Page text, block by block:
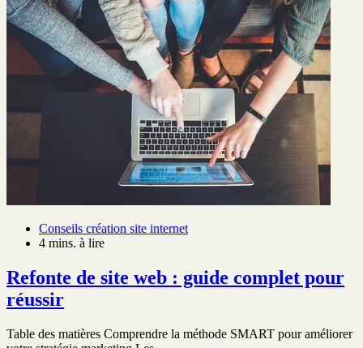
Conseils création site internet
4 mins. à lire
Refonte de site web : guide complet pour
réussir
Table des matières Comprendre la méthode SMART pour améliorer